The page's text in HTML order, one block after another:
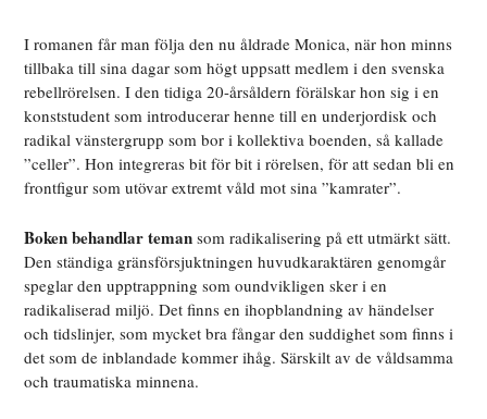
I romanen får man följa den nu åldrade Monica, när hon minns
tillbaka till sina dagar som högt uppsatt medlem i den svenska
rebellrörelsen. I den tidiga 20-årsåldern förälskar hon sig i en
konststudent som introducerar henne till en underjordisk och
radikal vänstergrupp som bor i kollektiva boenden, så kallade
”celler”. Hon integreras bit för bit i rörelsen, för att sedan bli en
frontfigur som utövar extremt våld mot sina ”kamrater”.
Boken behandlar teman som radikalisering på ett utmärkt sätt.
Den ständiga gränsförsjuktningen huvudkaraktären genomgår
speglar den upptrappning som oundvikligen sker i en
radikaliserad miljö. Det finns en ihopblandning av händelser
och tidslinjer, som mycket bra fångar den suddighet som finns i
det som de inblandade kommer ihåg. Särskilt av de våldsamma
och traumatiska minnena.